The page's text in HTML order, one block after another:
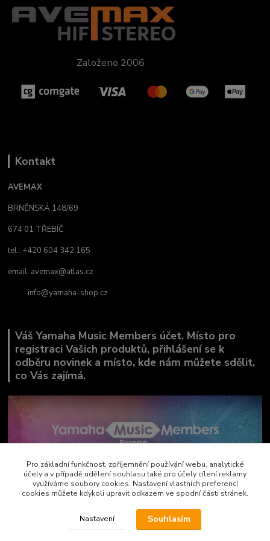
Založeno 2006
Kontakt
AVEMAX
BRNĚNSKÁ 148/69
674 01 TŘEBÍČ
tel.: +420 604 342 165
email: avemax@atlas.cz
info@yamaha-shop.cz
Váš Yamaha Music Members účet. Místo pro
registraci Vašich produktů, přihlášení se k
odběru novinek a místo, kde nám můžete sdělit,
co Vás zajímá.
Pro základní funkčnost, zpříjemnění používání webu, analytické
účely a v případě udělení souhlasu také pro účely cílení reklamy
využíváme soubory cookies. Nastavení vlastních preferencí
cookies můžete kdykoli upravit odkazem ve spodní části stránek.
Nastavení Souhlasím